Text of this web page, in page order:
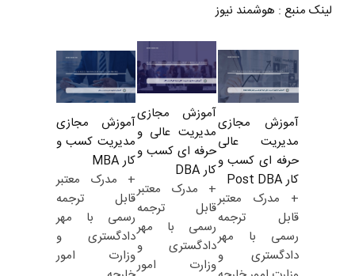
لینک منبع : هوشمند نیوز
آموزش مجازی
مدیریت عالی
حرفه ای کسب و
کار Post DBA
+ مدرک معتبر
قابل ترجمه
رسمی با مهر
دادگستری و
آموزش مجازی
مدیریت عالی و
حرفه ای کسب و
کار DBA
+ مدرک معتبر
قابل ترجمه
رسمی با مهر
دادگستری و
وزارت امور
آموزش مجازی
مدیریت کسب و
کار MBA
+ مدرک معتبر
قابل ترجمه
رسمی با مهر
دادگستری و
وزارت امور